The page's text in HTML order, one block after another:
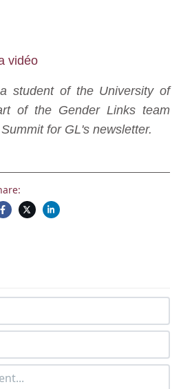
vidéo
student of the University of
of the Gender Links team
for GL's newsletter.